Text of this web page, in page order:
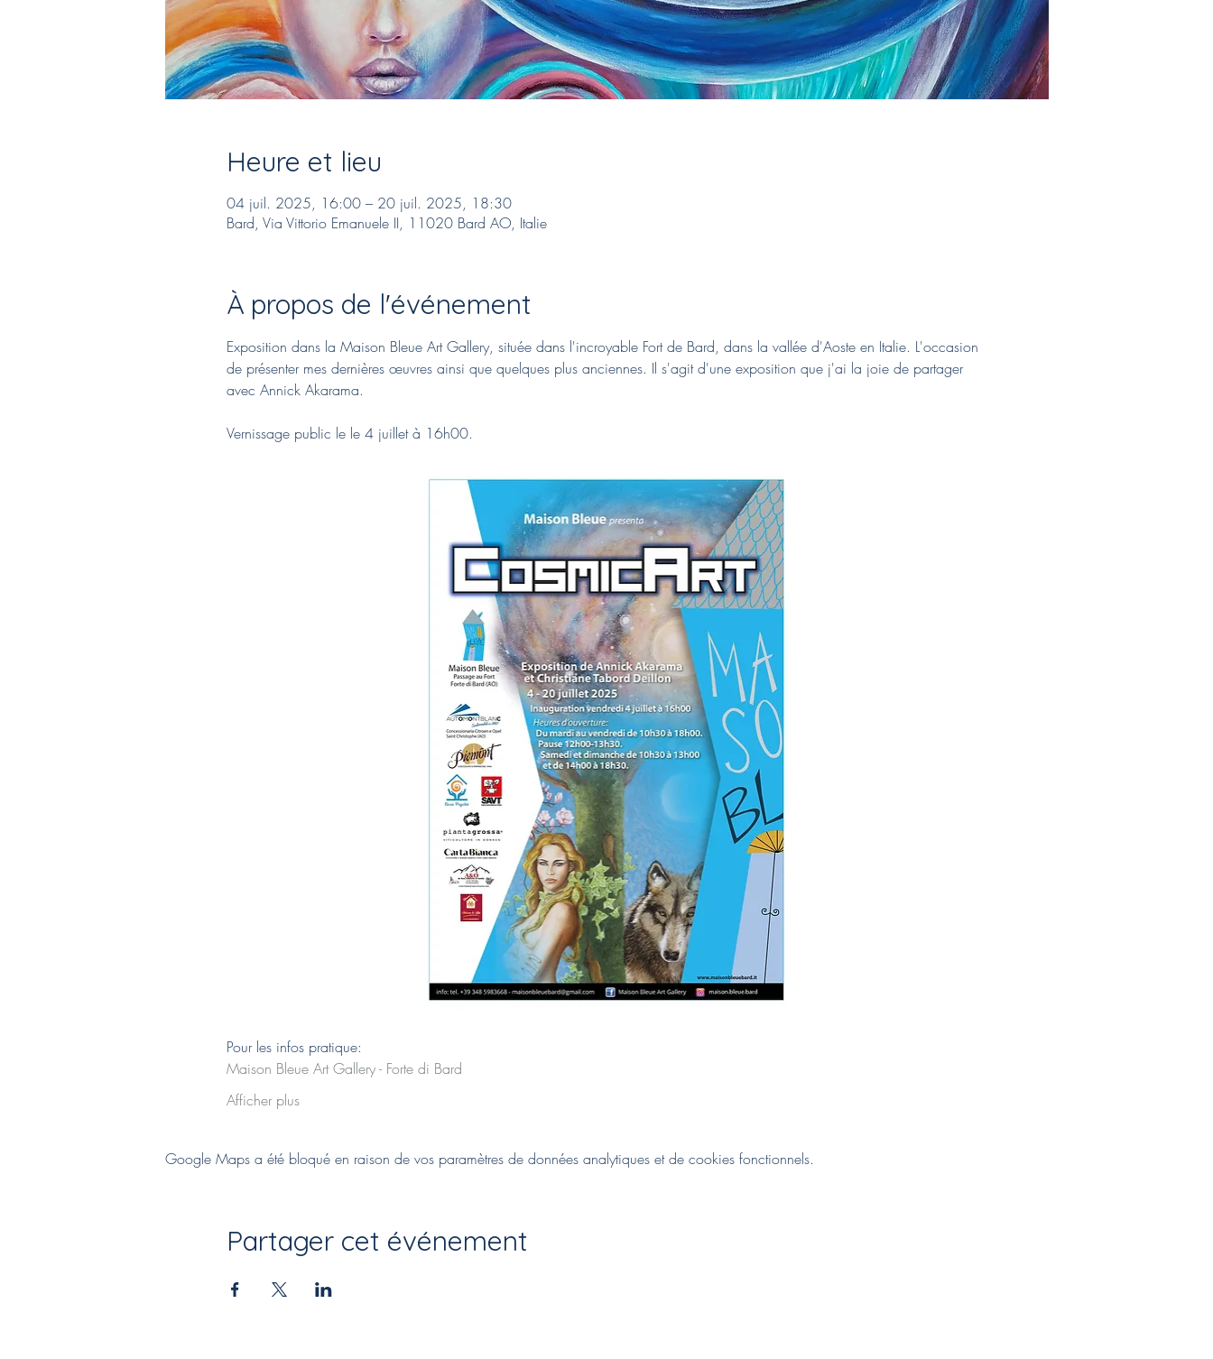
Heure et lieu
04 juil. 2025, 16:00 – 20 juil. 2025, 18:30
Bard, Via Vittorio Emanuele II, 11020 Bard AO, Italie
À propos de l'événement
Exposition dans la Maison Bleue Art Gallery, située dans l'incroyable Fort de Bard, dans la vallée d'Aoste en Italie. L'occasion
de présenter mes dernières œuvres ainsi que quelques plus anciennes. Il s'agit d'une exposition que j'ai la joie de partager
avec Annick Akarama.
Vernissage public le le 4 juillet à 16h00.
Pour les infos pratique:
Maison Bleue Art Gallery - Forte di Bard
Afficher plus
Google Maps a été bloqué en raison de vos paramètres de données analytiques et de cookies fonctionnels.
Partager cet événement